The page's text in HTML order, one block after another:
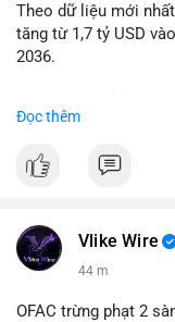
Lời khuyên: Nhà đầu
khi giao dịch được
ưu tiên quản trị rủi
#btcmempool65k
Theo dữ liệu mới
tăng từ 1,7 tỷ USD
2036.
hàng năm (CAGR) ấn
Điều gì đang thúc
Đọc thêm
Vlike Wire
44 m
OFAC trừng phạt 2